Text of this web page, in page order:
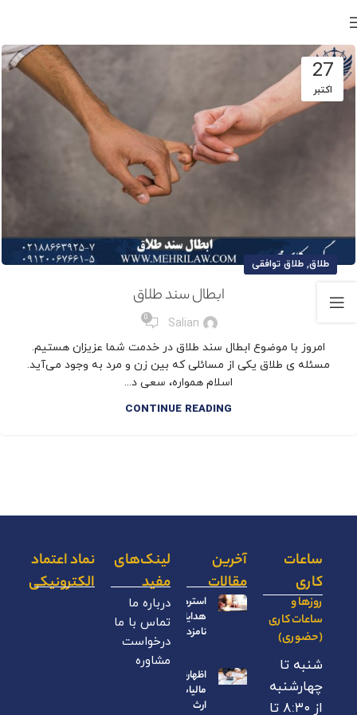
27
اکتبر
طلاق, طلاق توافقی
ابطال سند طلاق
Salian
0
امروز با موضوع ابطال سند طلاق در خدمت شما عزیزان هستیم.
مسئله ی طلاق یکی از مسائلی که بین زن و مرد به وجود می‌آید.
اسلام همواره، سعی د...
CONTINUE READING
ساعات
کاری
روزها و
ساعات کاری
(حضوری)
شنبه تا
چهارشنبه
از ۸:۳۰ تا
آخرین
مقالات
استرداد
هدایای
نامزدی
اظهارنامه
مالیات بر
ارث
لینک‌های
مفید
درباره ما
تماس با ما
درخواست
مشاوره
نماد اعتماد
الکترونیکی